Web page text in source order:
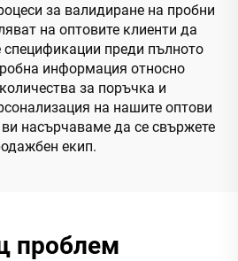
за валидиране на пробни
на оптовите клиенти да
спецификации преди пълното
информация относно
за поръчка и
на нашите оптови
насърчаваме да се свържете
екип.
проблем